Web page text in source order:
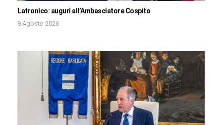
Latronico: auguri all’Ambasciatore Cospito
8 Agosto 2026